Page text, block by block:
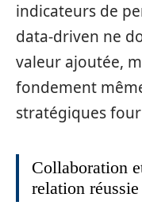
indicateurs de
data-driven ne
valeur ajoutée,
fondement
stratégiques
Collaboration
relation réussie